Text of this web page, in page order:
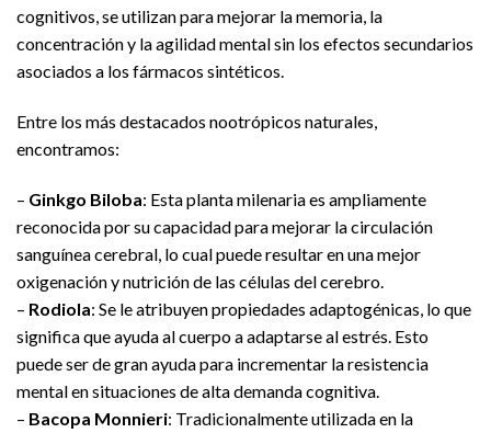
cognitivos, se utilizan para mejorar la memoria, la
concentración y la agilidad mental sin los efectos secundarios
asociados a los fármacos sintéticos.
Entre los más destacados nootrópicos naturales,
encontramos:
– Ginkgo Biloba: Esta planta milenaria es ampliamente
reconocida por su capacidad para mejorar la circulación
sanguínea cerebral, lo cual puede resultar en una mejor
oxigenación y nutrición de las células del cerebro.
– Rodiola: Se le atribuyen propiedades adaptogénicas, lo que
significa que ayuda al cuerpo a adaptarse al estrés. Esto
puede ser de gran ayuda para incrementar la resistencia
mental en situaciones de alta demanda cognitiva.
– Bacopa Monnieri: Tradicionalmente utilizada en la